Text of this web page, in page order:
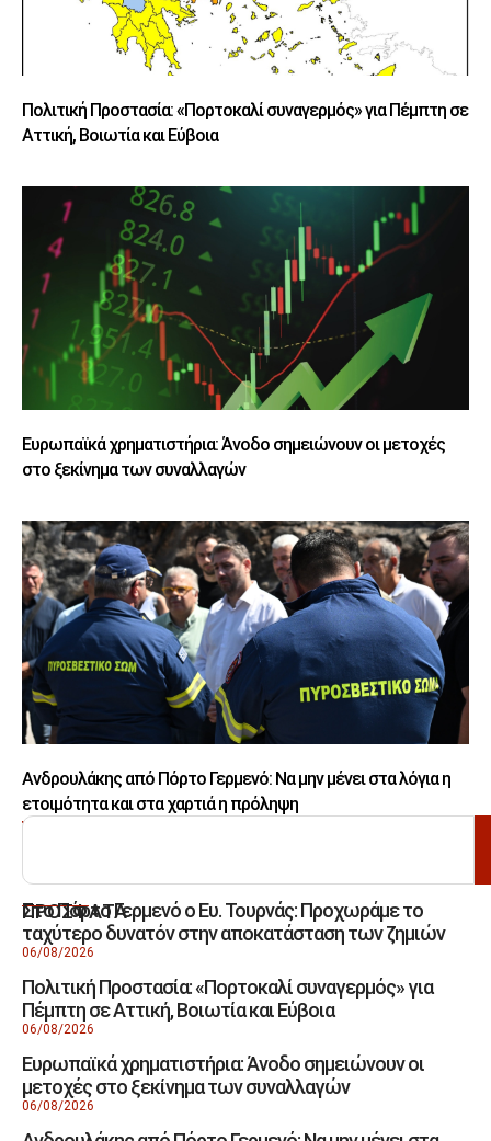
Πολιτική Προστασία: «Πορτοκαλί συναγερμός» για Πέμπτη σε
Αττική, Βοιωτία και Εύβοια
Ευρωπαϊκά χρηματιστήρια: Άνοδο σημειώνουν οι μετοχές
στο ξεκίνημα των συναλλαγών
Ανδρουλάκης από Πόρτο Γερμενό: Να μην μένει στα λόγια η
ετοιμότητα και στα χαρτιά η πρόληψη
ΑΝΑΖΗΤΗΣΗ
ΠΡΟΣΦΑΤΑ
Στο Πόρτο Γερμενό ο Ευ. Τουρνάς: Προχωράμε το
ταχύτερο δυνατόν στην αποκατάσταση των ζημιών
06/08/2026
Πολιτική Προστασία: «Πορτοκαλί συναγερμός» για
Πέμπτη σε Αττική, Βοιωτία και Εύβοια
06/08/2026
Ευρωπαϊκά χρηματιστήρια: Άνοδο σημειώνουν οι
μετοχές στο ξεκίνημα των συναλλαγών
06/08/2026